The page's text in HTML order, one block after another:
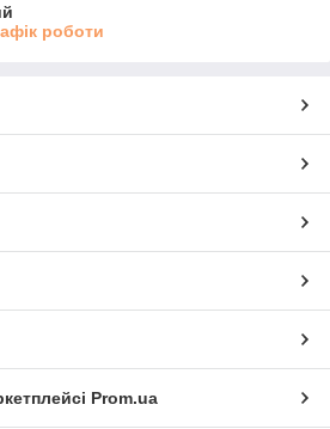
роботи
Prom.ua